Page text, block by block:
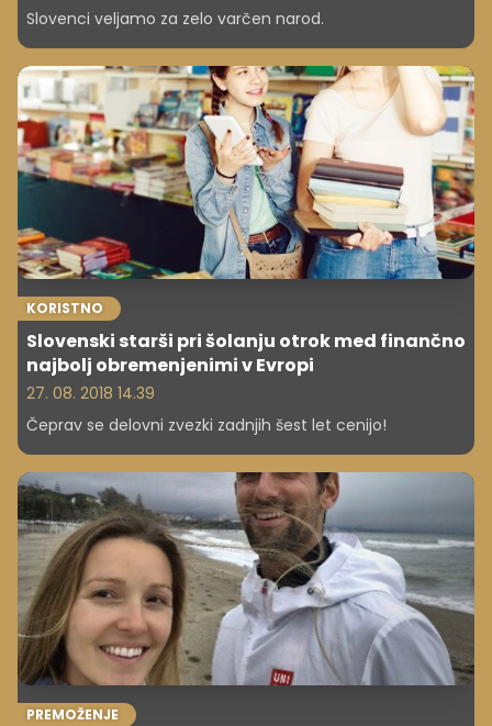
Slovenci veljamo za zelo varčen narod.
KORISTNO
Slovenski starši pri šolanju otrok med finančno
najbolj obremenjenimi v Evropi
27. 08. 2018 14.39
Čeprav se delovni zvezki zadnjih šest let cenijo!
PREMOŽENJE